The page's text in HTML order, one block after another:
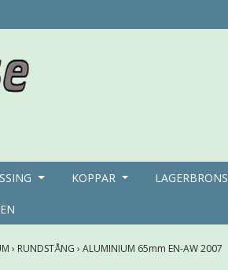
KOPPAR LAGERBRONS
› RUNDSTÅNG › ALUMINIUM 65mm EN-AW 2007